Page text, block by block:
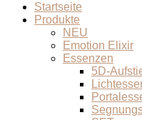
Startseite
Produkte
NEU
Emotion Elixir
Essenzen
5D-